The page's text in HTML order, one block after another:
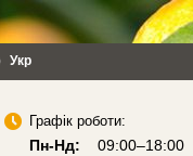
Укр
Графік роботи:
Пн-Нд: 09:00–18:00